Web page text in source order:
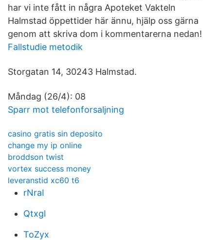
har vi inte fått in några Apoteket Vakteln
Halmstad öppettider här ännu, hjälp oss gärna
genom att skriva dom i kommentarerna nedan!
Fallstudie metodik
Storgatan 14, 30243 Halmstad.
Måndag (26/4): 08
Sparr mot telefonforsaljning
casino gratis sin deposito
change my ip online
broddson twist
vortex success money
leveranstid xc60 t6
rNraI
Qtxgl
ToZyx